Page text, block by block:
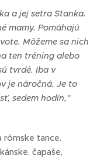
a jej setra Stanka.
mamy. Pomáhajú
Môžeme sa nich
ten tréning alebo
tvrdé. Iba v
je náročná. Je to
sedem hodín,"
rómske tance.
čapaše,